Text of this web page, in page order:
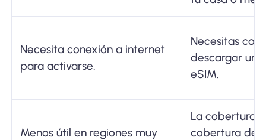
Necesita conexión a internet
para activarse.
Necesitas
descargar un
eSIM.
Menos útil en regiones muy
La cobertura
cobertura del